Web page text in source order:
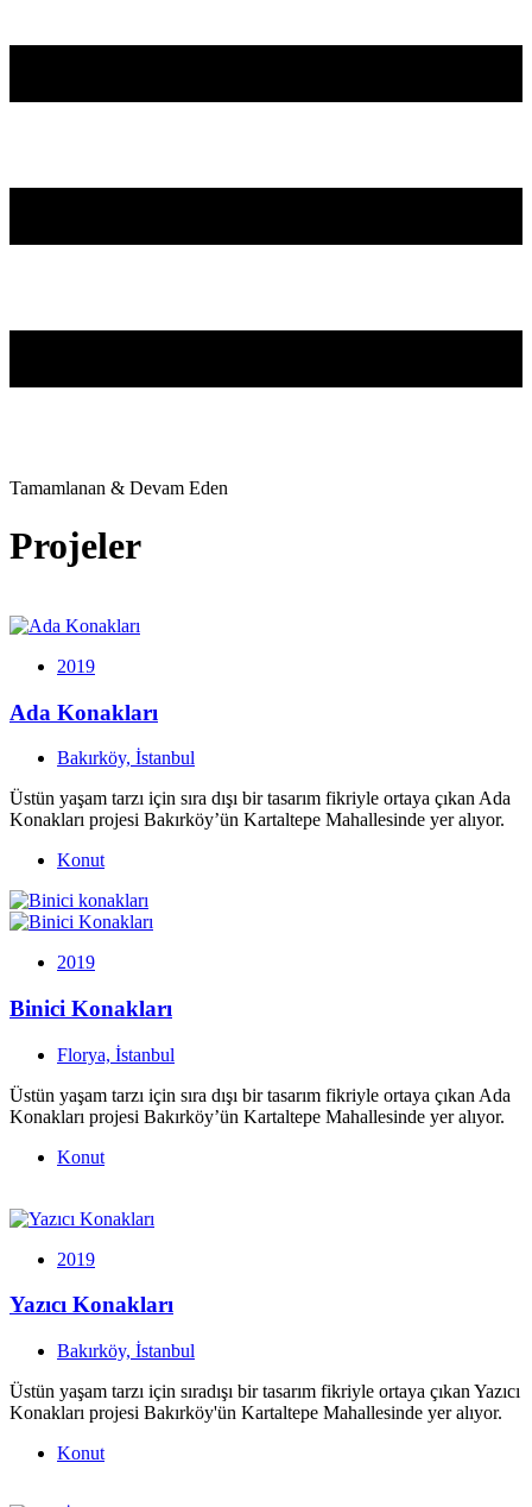
Tamamlanan & Devam Eden
Projeler
2019
Ada Konakları
Bakırköy, İstanbul
Üstün yaşam tarzı için sıra dışı bir tasarım fikriyle ortaya çıkan Ada
Konakları projesi Bakırköy’ün Kartaltepe Mahallesinde yer alıyor.
Konut
2019
Binici Konakları
Florya, İstanbul
Üstün yaşam tarzı için sıra dışı bir tasarım fikriyle ortaya çıkan Ada
Konakları projesi Bakırköy’ün Kartaltepe Mahallesinde yer alıyor.
Konut
2019
Yazıcı Konakları
Bakırköy, İstanbul
Üstün yaşam tarzı için sıradışı bir tasarım fikriyle ortaya çıkan Yazıcı
Konakları projesi Bakırköy'ün Kartaltepe Mahallesinde yer alıyor.
Konut